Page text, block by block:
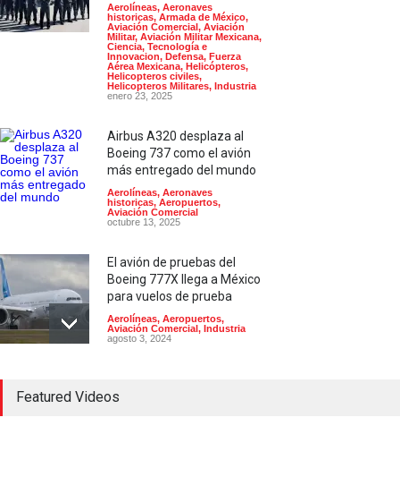
Aerolíneas, Aeronaves
historicas, Armada de México,
Aviación Comercial, Aviación
Militar, Aviación Militar Mexicana,
Ciencia, Tecnología e
Innovacion, Defensa, Fuerza
Aérea Mexicana, Helicópteros,
Helicopteros civiles,
Helicopteros Militares, Industria
enero 23, 2025
Airbus A320 desplaza al
Boeing 737 como el avión
más entregado del mundo
Aerolíneas, Aeronaves
historicas, Aeropuertos,
Aviación Comercial
octubre 13, 2025
El avión de pruebas del
Boeing 777X llega a México
para vuelos de prueba
Aerolíneas, Aeropuertos,
Aviación Comercial, Industria
agosto 3, 2024
la producción del Global
Featured Videos